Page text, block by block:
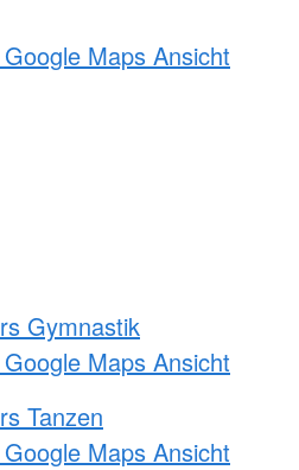
Maps Ansicht
Gymnastik
Maps Ansicht
Tanzen
Maps Ansicht